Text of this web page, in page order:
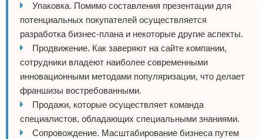
Упаковка. Помимо составления презентации для
потенциальных покупателей осуществляется
разработка бизнес-плана и некоторые другие аспекты.
Продвижение. Как заверяют на сайте компании,
сотрудники владеют наиболее современными
инновационными методами популяризации, что делает
франшизы востребованными.
Продажи, которые осуществляет команда
специалистов, обладающих специальными знаниями.
Сопровождение. Масштабирование бизнеса путем